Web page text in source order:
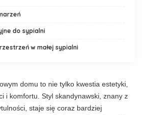
do sypialni
w małej sypialni
domu to nie tylko kwestia estetyki,
i komfortu. Styl skandynawski, znany z
staje się coraz bardziej